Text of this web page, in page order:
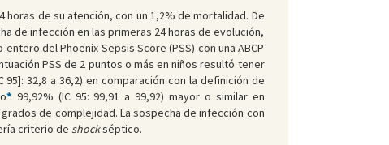
de su atención, con un 1,2% de mortalidad. De
de infección en las primeras 24 horas de evolución,
del Phoenix Sepsis Score (PSS) con una ABCP
PSS de 2 puntos o más en niños resultó tener
32,8 a 36,2) en comparación con la definición de
* 99,92% (IC 95: 99,91 a 99,92) mayor o similar en
de complejidad. La sospecha de infección con
criterio de shockséptico.